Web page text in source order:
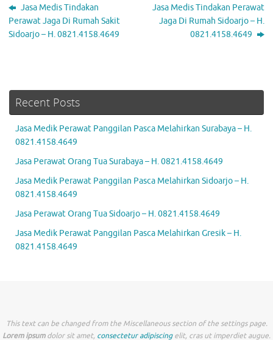
Jasa Medis Tindakan
Perawat Jaga Di Rumah Sakit
Sidoarjo – H. 0821.4158.4649
Jasa Medis Tindakan Perawat
Jaga Di Rumah Sidoarjo – H.
0821.4158.4649
Recent Posts
Jasa Medik Perawat Panggilan Pasca Melahirkan Surabaya – H.
0821.4158.4649
Jasa Perawat Orang Tua Surabaya – H. 0821.4158.4649
Jasa Medik Perawat Panggilan Pasca Melahirkan Sidoarjo – H.
0821.4158.4649
Jasa Perawat Orang Tua Sidoarjo – H. 0821.4158.4649
Jasa Medik Perawat Panggilan Pasca Melahirkan Gresik – H.
0821.4158.4649
This text can be changed from the Miscellaneous section of the settings page.
Lorem ipsumdolor sit amet, consectetur adipiscingelit, cras ut imperdiet augue.